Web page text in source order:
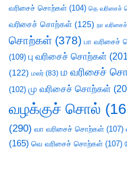
வரிசைச் சொற்கள் (104) தெ வரிசைச்
வரிசைச் சொற்கள் (125) நா
சொற்கள் (378) பா வரிசைச்
(109) பு வரிசைச் சொற்கள்
(122) மலர் (83) ம வரிசைச்
(102) மு வரிசைச் சொற்கள்
வழக்குச் சொல்
(290) வா வரிசைச் சொற்கள் (107)
(165) வெ வரிசைச் சொற்கள் (107)